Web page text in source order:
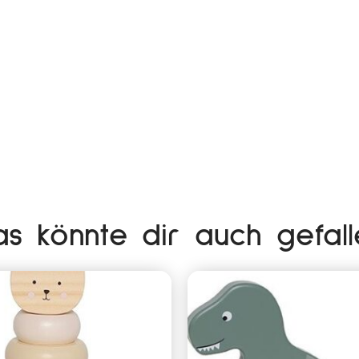
könnte dir auch